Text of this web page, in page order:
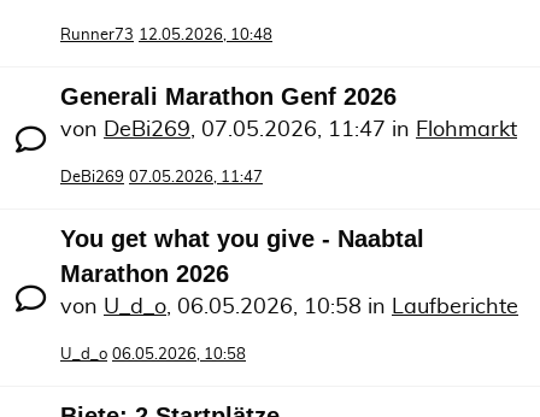
Runner73 12.05.2026, 10:48
Generali Marathon Genf 2026
von DeBi269, 07.05.2026, 11:47 in Flohmarkt
DeBi269 07.05.2026, 11:47
You get what you give - Naabtal
Marathon 2026
von U_d_o, 06.05.2026, 10:58 in Laufberichte
U_d_o 06.05.2026, 10:58